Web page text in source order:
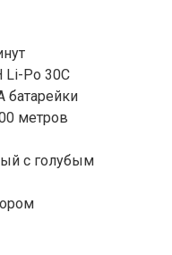
Li-Po 30C
батарейки
метров
с голубым